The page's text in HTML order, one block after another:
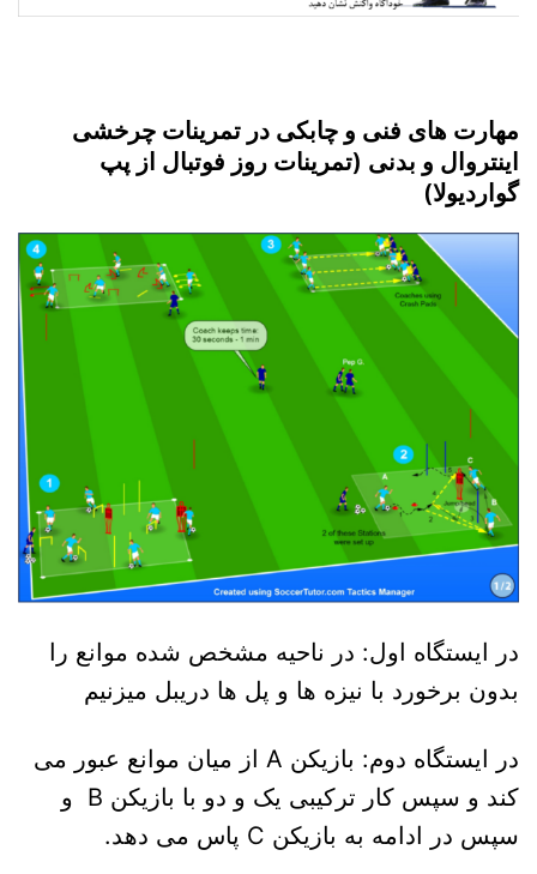
مهارت های فنی و چابکی در تمرینات چرخشی
اینتروال و بدنی (تمرینات روز فوتبال از پپ
گواردیولا)
در ایستگاه اول: در ناحیه مشخص شده موانع را
بدون برخورد با نیزه ها و پل ها دریبل میزنیم
در ایستگاه دوم: بازیکن A از میان موانع عبور می
کند و سپس کار ترکیبی یک و دو با بازیکن B و
سپس در ادامه به بازیکن C پاس می دهد.